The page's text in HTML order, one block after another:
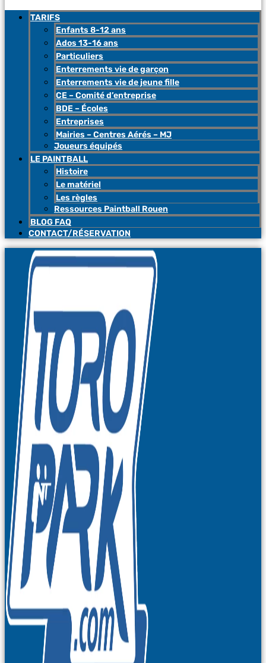
TARIFS
Enfants 8-12 ans
Ados 13-16 ans
Particuliers
Enterrements vie de garçon
Enterrements vie de jeune fille
CE – Comité d’entreprise
BDE – Écoles
Entreprises
Mairies – Centres Aérés – MJ
Joueurs équipés
LE PAINTBALL
Histoire
Le matériel
Les règles
Ressources Paintball Rouen
BLOG FAQ
CONTACT/RÉSERVATION